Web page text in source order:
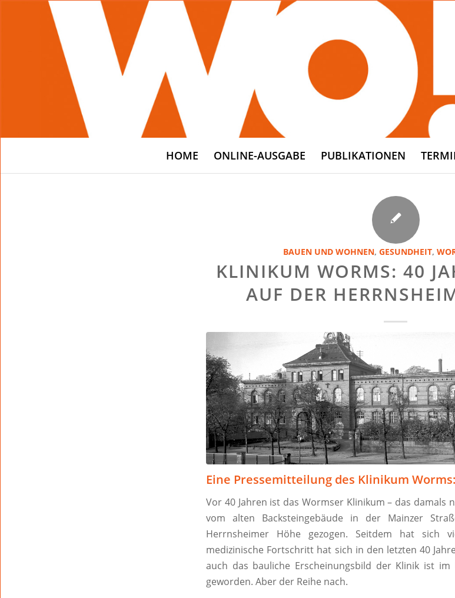
HOME ONLINE-AUSGABE PUBLIKATIONEN
BAUEN UND WOHNEN, GESUNDHEIT,
KLINIKUM WORMS: 40
AUF DER
Eine Pressemitteilung des Klinikum Worms:
Vor 40 Jahren ist das Wormser Klinikum – das damals
vom alten Backsteingebäude in der Mainzer
Herrnsheimer Höhe gezogen. Seitdem hat sich
medizinische Fortschritt hat sich in den letzten 40
auch das bauliche Erscheinungsbild der Klinik ist im
geworden. Aber der Reihe nach.